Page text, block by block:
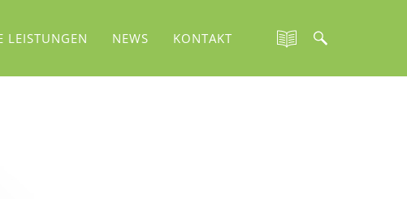
LEISTUNGEN NEWS KONTAKT